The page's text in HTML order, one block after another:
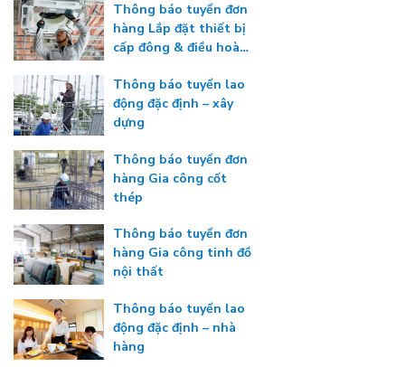
Thông báo tuyển đơn
hàng Lắp đặt thiết bị
cấp đông & điều hoà
Thông báo tuyển lao
động đặc định – xây
dựng
Thông báo tuyển đơn
hàng Gia công cốt
thép
Thông báo tuyển đơn
hàng Gia công tinh đồ
nội thất
Thông báo tuyển lao
động đặc định – nhà
hàng